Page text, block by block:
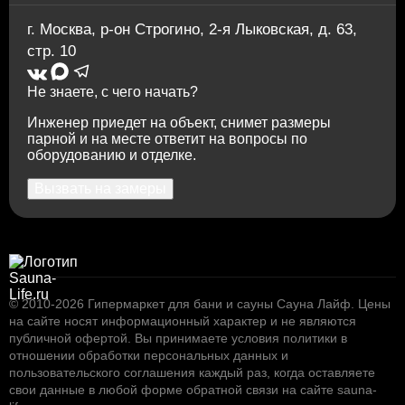
г. Москва, р-он Строгино, 2-я Лыковская, д. 63,
стр. 10
Не знаете, с чего начать?
Инженер приедет на объект, снимет размеры
парной и на месте ответит на вопросы по
оборудованию и отделке.
© 2010-2026 Гипермаркет для бани и сауны Сауна Лайф
Цены
на сайте носят информационный характер и не являются
публичной офертой. Вы принимаете условия политики в
отношении обработки персональных данных и
пользовательского соглашения каждый раз, когда оставляете
свои данные в любой форме обратной связи на сайте sauna-